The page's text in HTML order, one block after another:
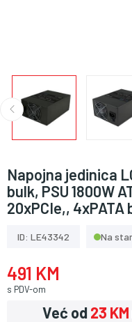
Napojna jedinica
bulk, PSU 1800W
20xPCIe,, 4xPATA
ID: LE43342 Na
491 KM
s PDV-om
Već od23 KM